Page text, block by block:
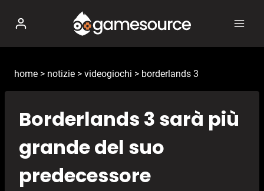
contenuto
home > notizie > videogiochi > borderlands 3
Borderlands 3 sarà più
grande del suo
predecessore